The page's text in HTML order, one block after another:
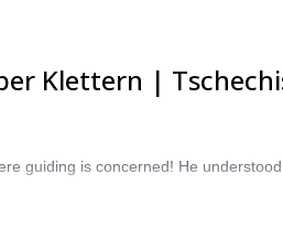
Klettern |
guiding is concerned! He